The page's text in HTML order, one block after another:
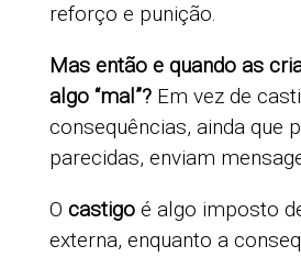
reforço e punição.
Mas então e quando as
algo “mal”? Em vez de
consequências, ainda que
parecidas, enviam
O castigoé algo imposto
externa, enquanto a